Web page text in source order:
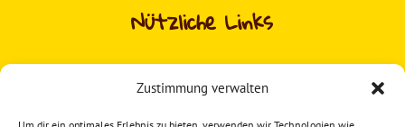
Zustimmung verwalten
Nützliche Links
Kontakt